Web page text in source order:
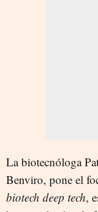
La biotecnóloga
Benviro, pone el
biotech deep tech,